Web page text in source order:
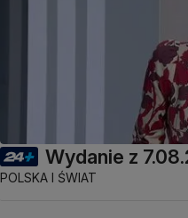
Wydanie z
POLSKA I ŚWIAT